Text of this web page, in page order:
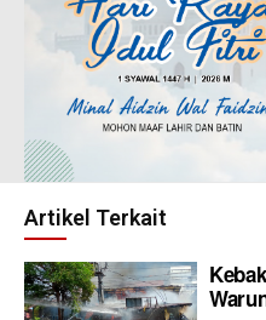
Artikel Terkait